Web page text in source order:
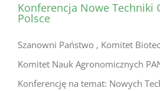
Konferencja Nowe Techniki
Polsce
Szanowni Państwo , Komitet
Komitet Nauk Agronomicznych
Konferencję na temat: Nowych